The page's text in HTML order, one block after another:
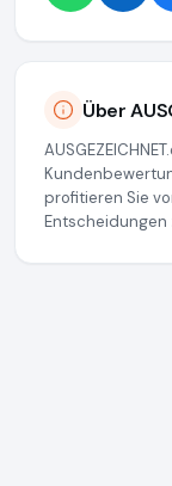
Über
profitieren Sie
Entscheidungen